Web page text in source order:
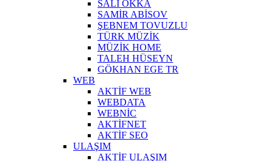
SALI OKKA
SAMİR ABİSOV
ŞEBNEM TOVUZLU
TÜRK MÜZİK
MÜZİK HOME
TALEH HÜSEYN
GÖKHAN EGE TR
WEB
AKTİF WEB
WEBDATA
WEBNİC
AKTİFNET
AKTİF SEO
ULAŞIM
AKTİF ULAŞIM